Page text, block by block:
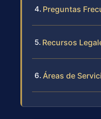
Preguntas
Recursos
Áreas de